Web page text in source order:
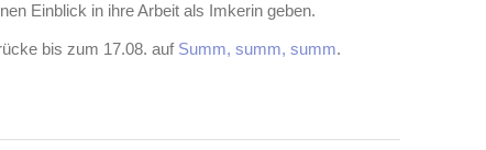
Einblick in ihre Arbeit als Imkerin geben.
bis zum 17.08. auf Summ, summ, summ.